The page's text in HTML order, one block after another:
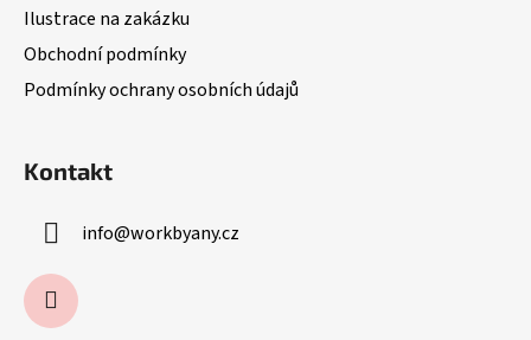
Ilustrace na zakázku
Obchodní podmínky
Podmínky ochrany osobních údajů
Kontakt
info@workbyany.cz